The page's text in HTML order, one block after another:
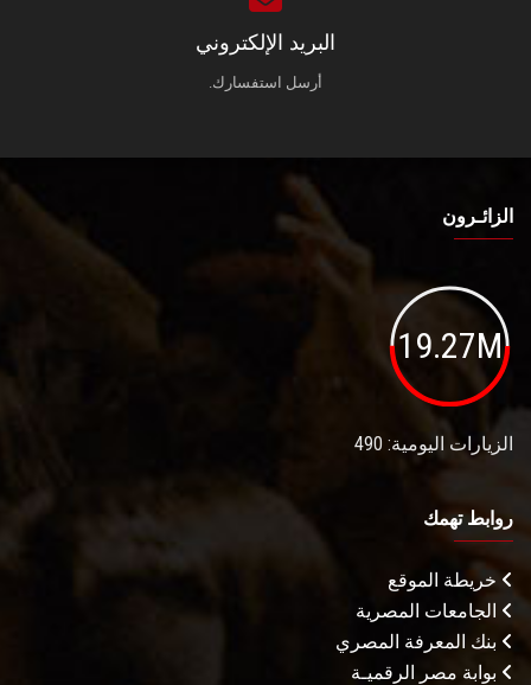
البريد الإلكتروني
أرسل استفسارك.
الزائـرون
19.27M
الزيارات اليومية: 490
روابط تهمك
خريطة الموقع
الجامعات المصرية
بنك المعرفة المصري
بوابة مصر الرقميـة